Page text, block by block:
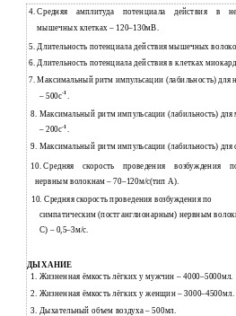
4. Средняя амплитуда потенциала действия в
мышечных клетках – 120–130мВ.
5. Длительность потенциала действия мышечных
6. Длительность потенциала действия в клетках
7. Максимальный ритм импульсации (лабильность) для
– 500с-1
8. Максимальный ритм импульсации (лабильность)
– 200с-1
9. Максимальный ритм импульсации (лабильность) для
10. Средняя скорость проведения возбуждения
нервным волокнам –70–120м/с(тип А).
10. Средняя скорость проведения возбуждения по
симпатическим (постганглионарным) нервным
С) – 0,5–3м/с.
ДЫХАНИЕ
1. Жизненная ёмкость лёгких у мужчин –4000–5000мл.
2. Жизненная ёмкость лёгких у женщин –3000–4500мл.
3.
Дыхательный объем воздуха – 500мл.